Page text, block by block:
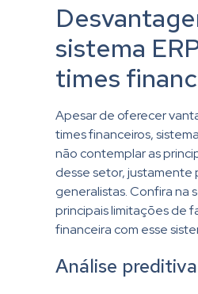
sistema
times
Apesar de oferecer
times financeiros,
não contemplar as
desse setor, justamente
generalistas. Confira na
principais limitações de
financeira com esse
Análise